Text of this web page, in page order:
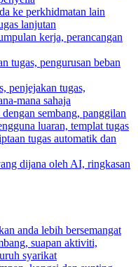
ke perkhidmatan lain
lanjutan
kerja, perancangan
tugas, pengurusan beban
penjejakan tugas,
mana sahaja
sembang, panggilan
luaran, templat tugas
tugas automatik dan
dijana oleh AI, ringkasan
anda lebih bersemangat
suapan aktiviti,
syarikat